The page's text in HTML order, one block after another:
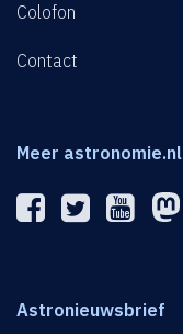
Colofon
Contact
Meer astronomie.nl
Astronieuwsbrief